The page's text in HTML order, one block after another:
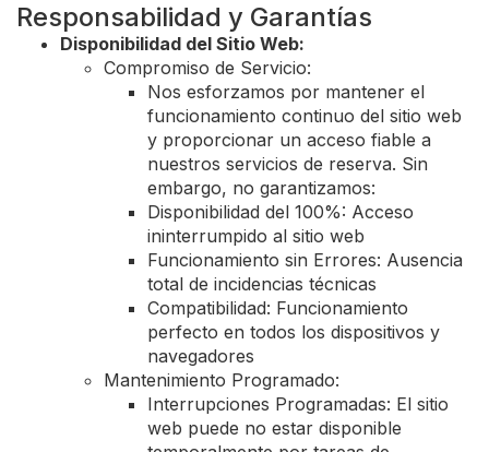
Responsabilidad y Garantías
Disponibilidad del Sitio Web:
Compromiso de Servicio:
Nos esforzamos por mantener el
funcionamiento continuo del sitio web
y proporcionar un acceso fiable a
nuestros servicios de reserva. Sin
embargo, no garantizamos:
Disponibilidad del 100%: Acceso
ininterrumpido al sitio web
Funcionamiento sin Errores: Ausencia
total de incidencias técnicas
Compatibilidad: Funcionamiento
perfecto en todos los dispositivos y
navegadores
Mantenimiento Programado:
Interrupciones Programadas: El sitio
web puede no estar disponible